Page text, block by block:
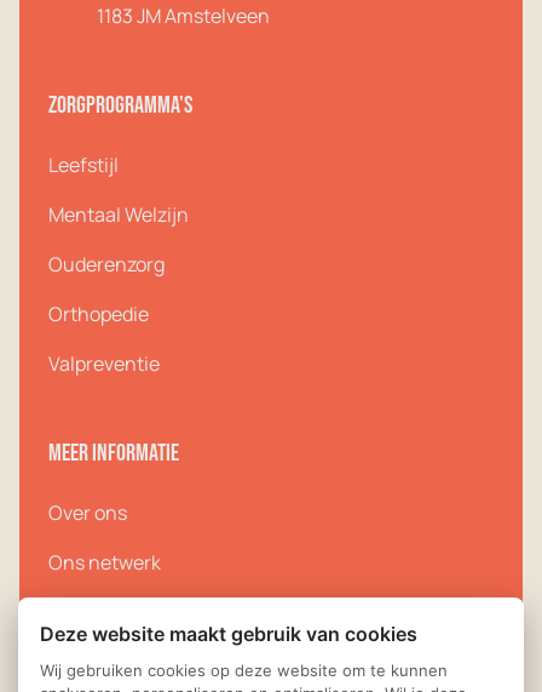
1183 JMAmstelveen
Zorgprogramma's
Leefstijl
Mentaal Welzijn
Ouderenzorg
Orthopedie
Valpreventie
Meer informatie
Over ons
Ons netwerk
Contact
Deze website maakt gebruik van cookies
Wij gebruiken cookies op deze website om te kunnen